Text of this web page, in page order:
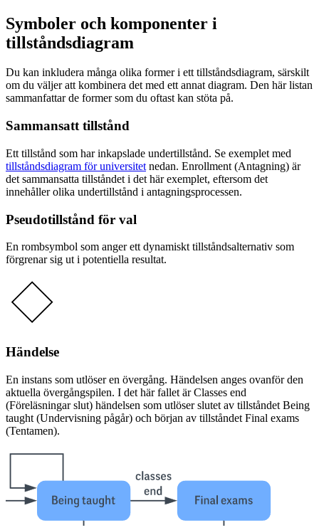
Symboler och komponenter i
tillståndsdiagram
Du kan inkludera många olika former i ett tillståndsdiagram, särskilt
om du väljer att kombinera det med ett annat diagram. Den här listan
sammanfattar de former som du oftast kan stöta på.
Sammansatt tillstånd
Ett tillstånd som har inkapslade undertillstånd. Se exemplet med
tillståndsdiagram för universitet nedan. Enrollment (Antagning) är
det sammansatta tillståndet i det här exemplet, eftersom det
innehåller olika undertillstånd i antagningsprocessen.
Pseudotillstånd för val
En rombsymbol som anger ett dynamiskt tillståndsalternativ som
förgrenar sig ut i potentiella resultat.
Händelse
En instans som utlöser en övergång. Händelsen anges ovanför den
aktuella övergångspilen. I det här fallet är Classes end
(Föreläsningar slut) händelsen som utlöser slutet av tillståndet Being
taught (Undervisning pågår) och början av tillståndet Final exams
(Tentamen).